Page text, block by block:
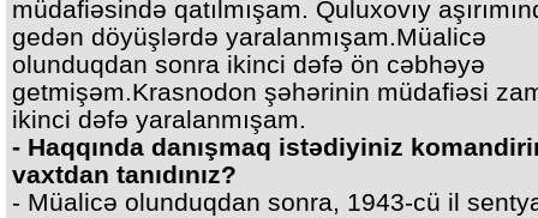
müdafiəsində qatılmışam. Quluxovıy
gedən döyüşlərdə yaralanmışam.Müalicə
olunduqdan sonra ikinci dəfə ön cəbhəyə
getmişəm.Krasnodon şəhərinin müdafiəsi
ikinci dəfə yaralanmışam.
- Haqqında danışmaq istədiyiniz
vaxtdan tanıdınız?
- Müalicə olunduqdan sonra, 1943-cü il